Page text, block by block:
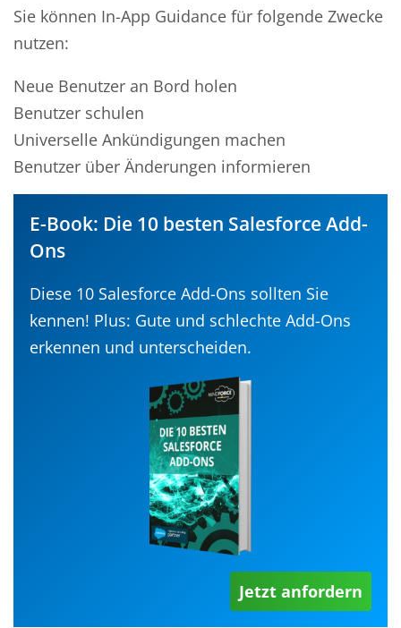
Sie können In-App Guidance für folgende Zwecke
nutzen:
Neue Benutzer an Bord holen
Benutzer schulen
Universelle Ankündigungen machen
Benutzer über Änderungen informieren
E-Book: Die 10 besten Salesforce Add-
Ons
Diese 10 Salesforce Add-Ons sollten Sie
kennen! Plus: Gute und schlechte Add-Ons
erkennen und unterscheiden.
Jetzt anfordern